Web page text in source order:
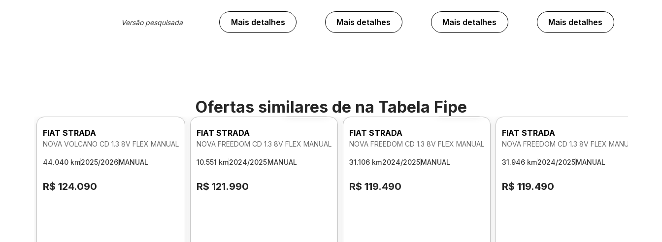
Versão pesquisada Mais detalhes Mais detalhes Mais detalhes Mais detalhes
Ofertas similares de na Tabela Fipe
FIAT STRADA
NOVA VOLCANO CD 1.3 8V FLEX MANUAL
44.040 km2025/2026MANUAL
R$ 124.090
Foto 360º
FIAT STRADA
NOVA FREEDOM CD 1.3 8V FLEX MANUAL
10.551 km2024/2025MANUAL
R$ 121.990
Foto 360º
FIAT STRADA
NOVA FREEDOM CD 1.3 8V FLEX MANUAL
31.106 km2024/2025MANUAL
R$ 119.490
FIAT STRADA
NOVA FREEDOM CD 1.3 8V FLEX MANUAL
31.946 km2024/2025MANUAL
R$ 119.490